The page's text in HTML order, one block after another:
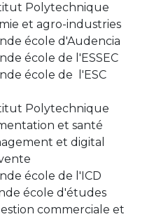
Polytechnique
et agro-industries
école d'Audencia
école de l'ESSEC
école de l'ESC
Polytechnique
et santé
et digital
école de l'ICD
école d'études
commerciale et